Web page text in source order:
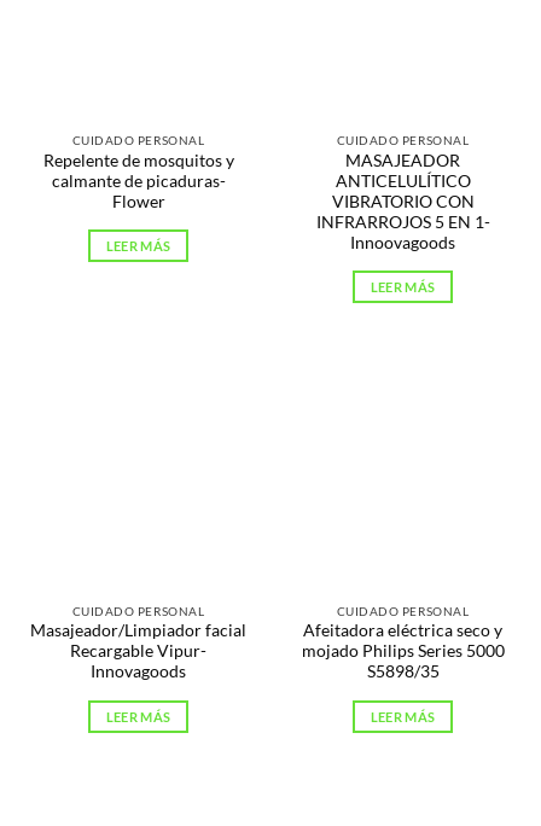
CUIDADO PERSONAL
Repelente de mosquitos y
calmante de picaduras-
Flower
LEER MÁS
CUIDADO PERSONAL
MASAJEADOR
ANTICELULÍTICO
VIBRATORIO CON
INFRARROJOS 5 EN 1-
Innoovagoods
LEER MÁS
CUIDADO PERSONAL
Masajeador/Limpiador facial
Recargable Vipur-
Innovagoods
LEER MÁS
CUIDADO PERSONAL
Afeitadora eléctrica seco y
mojado Philips Series 5000
S5898/35
LEER MÁS